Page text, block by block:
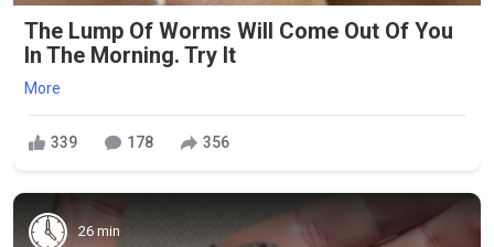
The Lump Of Worms Will Come Out Of You
In The Morning. Try It
More
339 178 356
26 min